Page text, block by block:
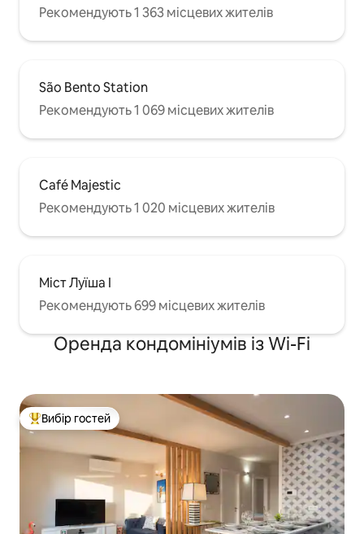
Рекомендують 1 363 місцевих жителів
São Bento Station
Рекомендують 1 069 місцевих жителів
Café Majestic
Рекомендують 1 020 місцевих жителів
Міст Луїша I
Рекомендують 699 місцевих жителів
Оренда кондомініумів із Wi-Fi
Топ вибір гостей
Вибір гостей